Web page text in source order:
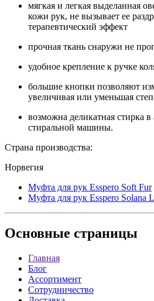
мягкая и легкая выделанная
кожи рук, не вызывает ее
терапевтический эффект
прочная ткань снаружи не
удобное крепление к ручке
большие кнопки позволяют
увеличивая или уменьшая
возможна деликатная стирка
стиральной машины.
Страна производства:
Норвегия
Муфта для рук Esspero Soft Fur
Муфта для рук Esspero Solana
Основные страницы
Главная
Блог
Ассортимент
Сотрудничество